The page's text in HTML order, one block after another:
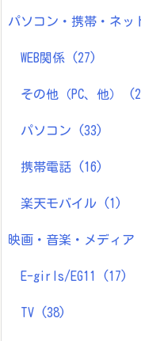
パソコン・携帯・ネッ
WEB関係 (27)
その他（PC、他）
パソコン (33)
携帯電話 (16)
楽天モバイル (1)
映画・音楽・メディア
E-girls/EG11 (17)
TV (38)